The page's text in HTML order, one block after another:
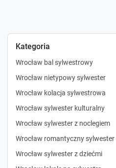
Kategoria
Wrocław bal sylwestrowy
Wrocław nietypowy sylwester
Wrocław kolacja sylwestrowa
Wrocław sylwester kulturalny
Wrocław sylwester z noclegiem
Wrocław romantyczny sylwester
Wrocław sylwester z dziećmi